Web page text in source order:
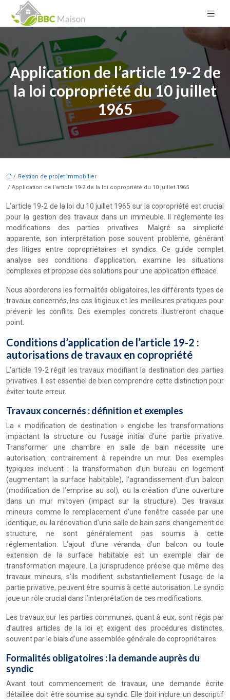
Application de l’article 19-2 de
la loi copropriété du 10 juillet
1965
/ Gestion de projet immobilier
/ Application de l’article 19-2 de la loi copropriété du 10 juillet 1965
L’article 19-2 de la loi du 10 juillet 1965 sur la copropriété est crucial
pour la gestion des travaux dans un immeuble. Il réglemente les
modifications des parties privatives. Malgré sa simplicité
apparente, son interprétation pose souvent problème, générant
des litiges entre copropriétaires et syndics. Ce guide complet
analyse ses conditions d’application, examine les situations
complexes et propose des solutions pour une application efficace.
Nous aborderons les formalités obligatoires, les différents types de
travaux concernés, les cas litigieux et les meilleures pratiques pour
prévenir les conflits. Des exemples concrets illustreront chaque
point.
Conditions d’application de l’article 19-2 :
autorisations de travaux en copropriété
L’article 19-2 régit les travaux modifiant la destination des parties
privatives. Il est essentiel de bien comprendre cette distinction pour
éviter toute erreur.
Travaux concernés : définition et exemples
La « modification de destination » englobe les transformations
impactant la structure ou l’usage initial d’une partie privative.
Transformer une chambre en salle de bain nécessite une
autorisation, contrairement à repeindre un mur. Des exemples
typiques incluent : la transformation d’un bureau en logement
(augmentant la surface habitable), l’agrandissement d’un balcon
(modification de l’emprise au sol), ou la création d’une ouverture
dans un mur mitoyen (impact sur la structure). Des travaux
mineurs comme le remplacement d’une fenêtre cassée par une
identique, ou la rénovation d’une salle de bain sans changement de
structure, ne sont généralement pas soumis à cette
réglementation. L’ajout d’une véranda, d’un balcon ou toute
extension de la surface habitable est un exemple clair de
transformation majeure. La jurisprudence précise que même des
travaux mineurs, s’ils modifient substantiellement l’usage de la
partie privative, peuvent être soumis à cette autorisation. Le syndic
joue un rôle crucial dans l’interprétation de ces modifications.
Les travaux sur les parties communes, quant à eux, sont régis par
d’autres articles de la loi et exigent des procédures distinctes,
souvent par le biais d’une assemblée générale de copropriétaires.
Formalités obligatoires : la demande auprès du
syndic
Avant tout commencement de travaux, une demande écrite
détaillée doit être soumise au syndic. Elle doit inclure un descriptif